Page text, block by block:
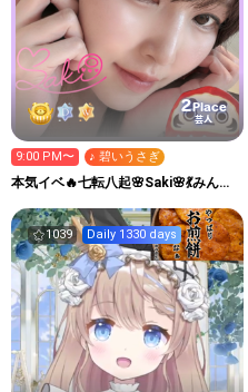
2Place
芸人
9:00 PM〜 ♪ 碧いうさぎ
本気イベ🔥七転八起🌸Saki🌸💃みんな
1039 Daily 1330 days